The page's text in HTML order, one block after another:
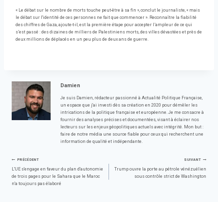
« Le débat sur le nombre de morts touche peut-être à sa fin », conclut le journaliste, « mais
le débat sur l'identité de ces personnes ne fait que commencer ». Reconnaître la fiabilité
des chiffres de Gaza, ajoute-t-il, est la première étape pour accepter l’ampleur de ce qui
s’est passé : des dizaines de milliers de Palestiniens morts, des villes dévastées et près de
deux millions de déplacés en un peu plus de deux ans de guerre.
Damien
Je suis Damien, rédacteur passionné à Actualité Politique Française,
un espace que j'ai investi dès sa création en 2020 pour démêler les
intrications de la politique française et européenne. Je me consacre à
fournir des analyses précises et documentées, visant à éclairer nos
lecteurs sur les enjeux géopolitiques actuels avec intégrité. Mon but :
faire de notre média une source fiable pour ceux qui recherchent une
information de qualité et indépendante.
Navigation
de
PRÉCÉDENT
L'UE s'engage en faveur du plan d'autonomie
de trois pages pour le Sahara que le Maroc
n'a toujours pas élaboré
SUIVANT
Trump ouvre la porte au pétrole vénézuélien
sous contrôle strict de Washington